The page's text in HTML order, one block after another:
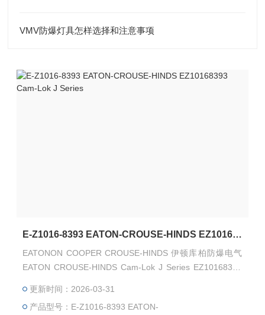
VMV防爆灯具怎样选择和注意事项
E-Z1016-8393 EATON-CROUSE-HINDS EZ10168393 Cam-Lok J Series
EATONON COOPER CROUSE-HINDS 伊顿库柏防爆电气
EATON CROUSE-HINDS Cam-Lok J Series EZ10168393
连接器 EATON CROUSE-HINDS 总代理-Kunshan Beiyuan
Electric Co.,Ltd
更新时间：2026-03-31
产品型号：E-Z1016-8393 EATON-